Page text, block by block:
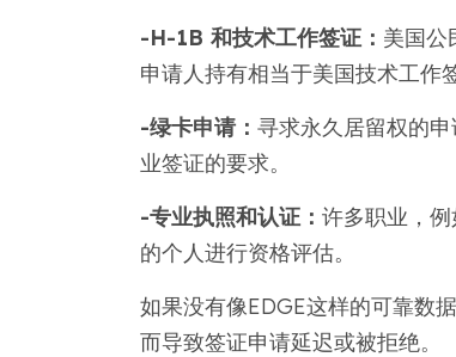
-H-1B 和技术工作签证： 美国公
申请人持有相当于美国技术工作
-绿卡申请： 寻求永久居留权的
业签证的要求。
-专业执照和认证： 许多职业，
的个人进行资格评估。
如果没有像EDGE这样的可靠数
而导致签证申请延迟或被拒绝。